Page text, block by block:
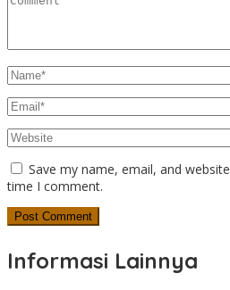
Save my name, email, and
time I comment.
Informasi Lainnya